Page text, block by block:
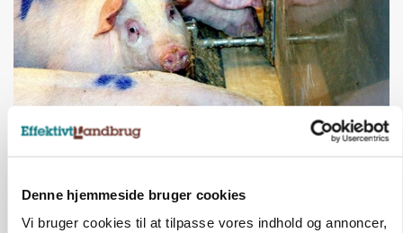
Denne hjemmeside bruger cookies
Vi bruger cookies til at tilpasse vores indhold og annoncer,
GRISE
Danish Crown slår igen i noteringsstrid: Tysk
gab er 3 kroner – ikke 4,30